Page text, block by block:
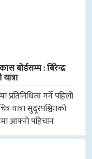
बोर्डसम्म : बिरेन्द्र
प्रतिनिधित्व गर्ने पहिलो
यात्रा सुदूरपश्चिमको
आफ्नो पहिचान